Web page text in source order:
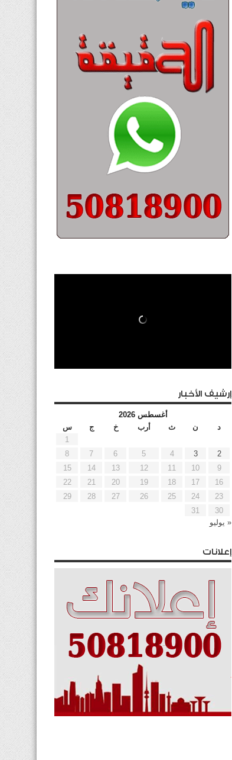
إرشيف الأخبار
أغسطس 2026
د
ن ث أرب خ ج
س
1
2
3
4
5
6
7
8
9
10
11
12
13
14
15
16
17
18
19
20
21
22
23
24
25
26
27
28
29
30
31
« يوليو
إعلانات